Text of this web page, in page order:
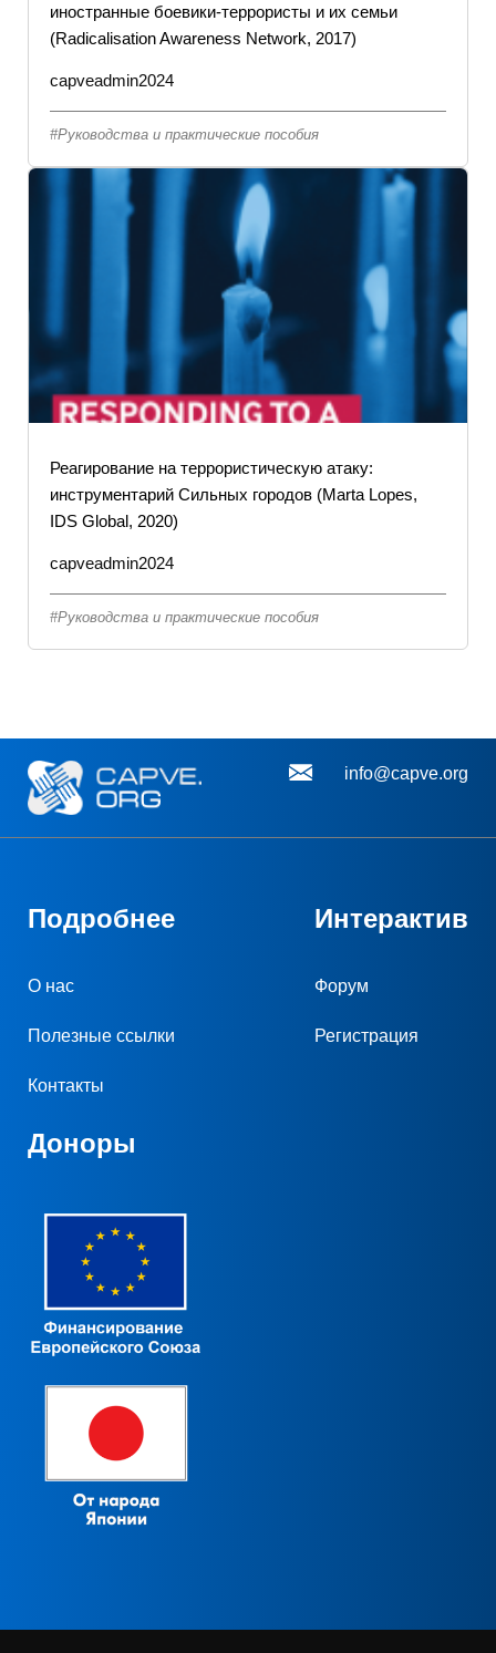
иностранные боевики-террористы и их семьи
(Radicalisation Awareness Network, 2017)
capveadmin2024
Руководства и практические пособия
Реагирование на террористическую атаку:
инструментарий Сильных городов (Marta Lopes,
IDS Global, 2020)
capveadmin2024
Руководства и практические пособия
info@capve.org
Подробнее
О нас
Полезные ссылки
Контакты
Интерактив
Форум
Регистрация
Доноры